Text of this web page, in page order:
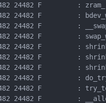
24482 F         :
24482 F         :
24482 F         :
24482 F         :
24482 F         :
24482 F         :
24482 F         :
24482 F         :
24482 F         :
24482 F         :